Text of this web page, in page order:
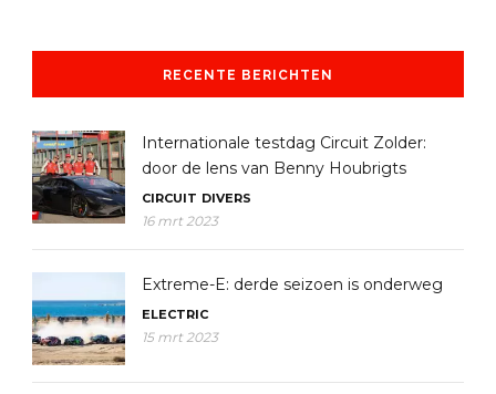
RECENTE BERICHTEN
Internationale testdag Circuit Zolder:
door de lens van Benny Houbrigts
CIRCUIT DIVERS
16 mrt 2023
Extreme-E: derde seizoen is onderweg
ELECTRIC
15 mrt 2023